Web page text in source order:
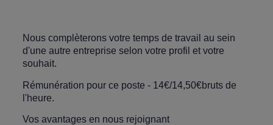
Nous complèterons votre temps de travail au sein
d'une autre entreprise selon votre profil et votre
souhait.
Rémunération pour ce poste - 14€/14,50€bruts de
l'heure.
Vos avantages en nous rejoignant